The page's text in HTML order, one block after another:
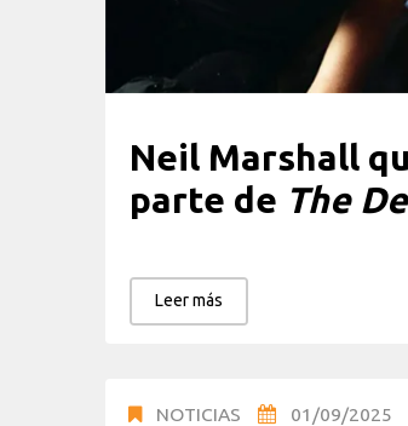
Neil Marshall
parte de The
Leer más
NOTICIAS 01/09/2025